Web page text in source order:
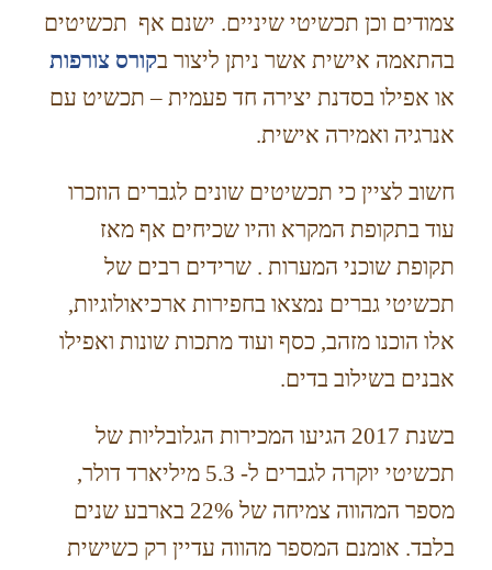
צמודים וכן תכשיטי שיניים. ישנם אף תכשיטים
בהתאמה אישית אשר ניתן ליצור בקורס צורפות
או אפילו בסדנת יצירה חד פעמית – תכשיט עם
אנרגיה ואמירה אישית.
חשוב לציין כי תכשיטים שונים לגברים הוזכרו
עוד בתקופת המקרא והיו שכיחים אף מאז
תקופת שוכני המערות . שרידים רבים של
תכשיטי גברים נמצאו בחפירות ארכיאולוגיות,
אלו הוכנו מזהב, כסף ועוד מתכות שונות ואפילו
אבנים בשילוב בדים.
בשנת 2017 הגיעו המכירות הגלובליות של
תכשיטי יוקרה לגברים ל- 5.3 מיליארד דולר,
מספר המהווה צמיחה של 22% בארבע שנים
בלבד. אומנם המספר מהווה עדיין רק כשישית